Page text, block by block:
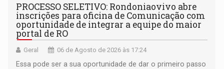
PROCESSO SELETIVO: Rondoniaovivo abre
inscrições para oficina de Comunicação com
oportunidade de integrar a equipe do maior
portal de RO
Geral 06 de Agosto de 2026 às 17:24
Essa pode ser a sua oportunidade de dar o primeiro passo